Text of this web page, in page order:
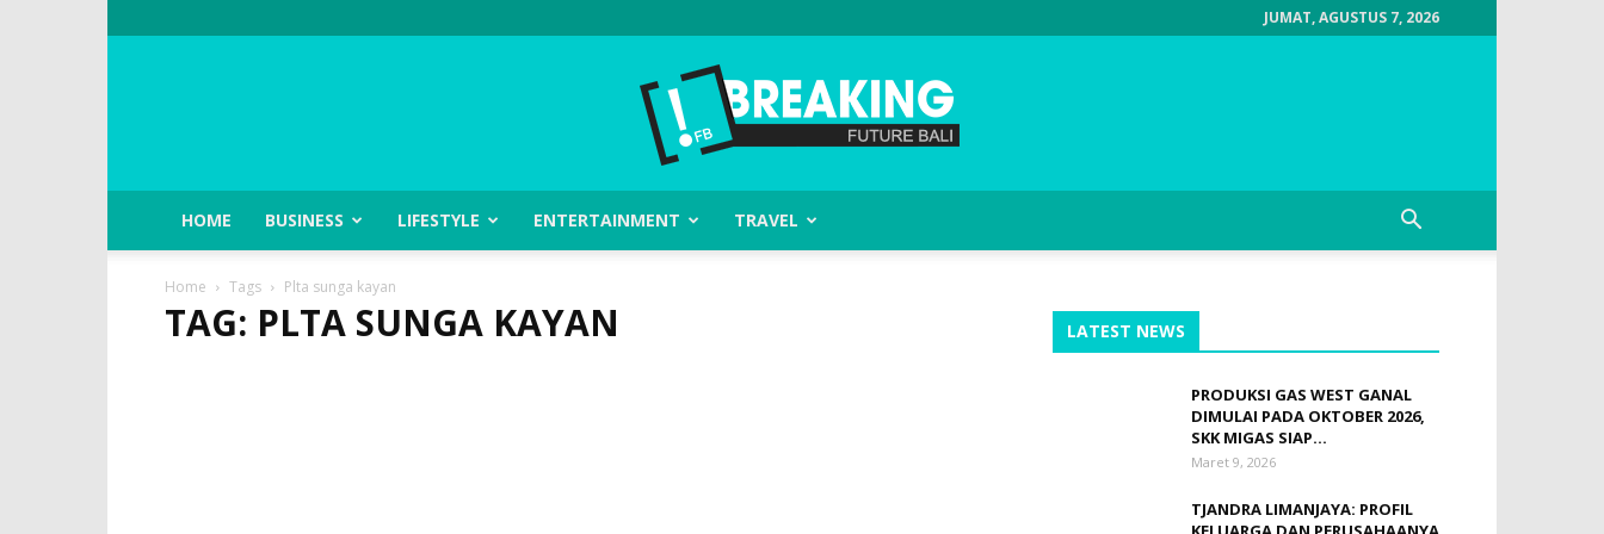
JUMAT, AGUSTUS 7, 2026
HOME BUSINESS LIFESTYLE ENTERTAINMENT TRAVEL
Home Tags Plta sunga kayan
TAG: PLTA SUNGA KAYAN LATEST NEWS
PRODUKSI GAS WEST GANAL
DIMULAI PADA OKTOBER 2026,
SKK MIGAS SIAP...
Maret 9, 2026
TJANDRA LIMANJAYA: PROFIL